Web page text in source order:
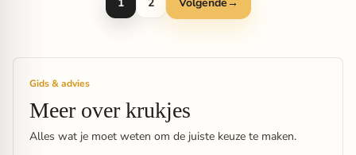
Gids & advies
Meer over krukjes
Alles wat je moet weten om de juiste keuze te maken.